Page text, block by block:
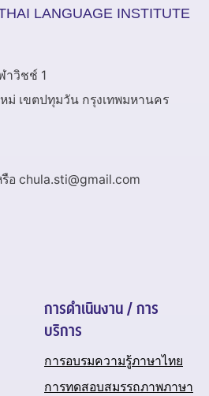
LANGUAGE INSTITUTE
าวิชช์ 1
ม่ เขตปทุมวัน กรุงเทพมหานคร
อ chula.sti@gmail.com
การดำเนินงาน / การ
บริการ
การอบรมความรู้ภาษาไทย
การทดสอบสมรรถภาพภาษา